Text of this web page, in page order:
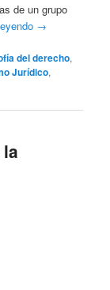
de un grupo
→
del derecho,
Jurídico,